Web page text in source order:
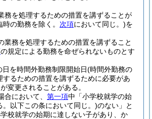
務を処理するための措置を講ずることが
の勤務を除く。 次項において同じ。)を
務を処理するための措置を講ずること
の規定による勤務を命ぜられないものとす
日を時間外勤務制限開始日(時間外勤務の
るための措置を講ずるために必要があ
変更されることがある。
合において、 第一項中「小学校就学の始
以下この条において同じ。)のない」と
校就学の始期に達しない子があり、か